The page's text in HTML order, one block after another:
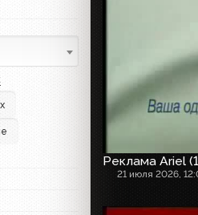
Реклама Ariel
21 июля 2026,